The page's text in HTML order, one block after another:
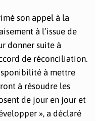
son appel à la
à l’issue de
donner suite à
de réconciliation.
à mettre
à résoudre les
de jour en jour et
», a déclaré